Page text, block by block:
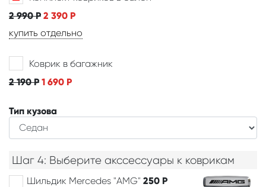
2 990Р 2 390 Р
купить отдельно
Коврик в багажник
2 190Р 1 690 Р
Тип кузова
Шаг 4: Выберите акссессуары к коврикам
Шильдик Mercedes "AMG" 250 Р